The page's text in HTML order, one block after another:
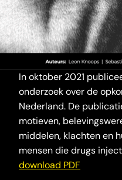
In oktober 2021
onderzoek over de
Nederland. De
motieven,
middelen, klachten en
mensen die drugs
download PDF